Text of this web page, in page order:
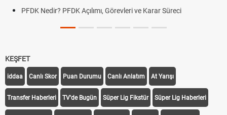
PFDK Nedir? PFDK Açılımı, Görevleri ve Karar Süreci
KEŞFET
iddaa Canlı Skor Puan Durumu Canlı Anlatım At Yarışı
Transfer Haberleri TV'de Bugün Süper Lig Fikstür Süper Lig Haberleri